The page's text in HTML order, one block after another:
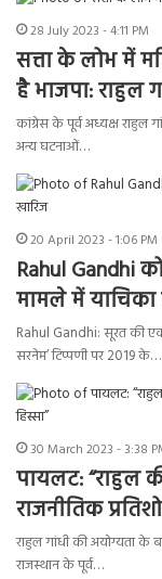
28 July 2023 - 4:11 PM
सत्ता के लोभ में
है भाजपा: राहुल
कांग्रेस के पूर्व अध्यक्ष
अन्य घटनाओं…
20 April 2023 - 1:06 PM
Rahul Gandhi
मामले में याचिका
Rahul Gandhi: सूरत की एक
सरनेम’ टिप्पणी पर 2019 के…
30 March 2023 - 3:38
पायलट: “राहुल
राजनीतिक
राहुल गांधी की अयोग्यता के
राजस्थान के पूर्व…